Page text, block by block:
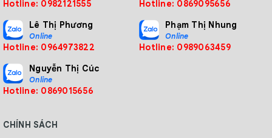
Hotline: 0982121555
Hotline: 0869095656
Lê Thị Phương
Online
Hotline: 0964973822
Phạm Thị Nhung
Online
Hotline: 0989063459
Nguyễn Thị Cúc
Online
Hotline: 0869015656
CHÍNH SÁCH